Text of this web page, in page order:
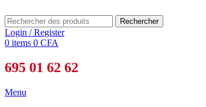
Rechercher
Login / Register
0 items 0 CFA
695 01 62 62
Menu